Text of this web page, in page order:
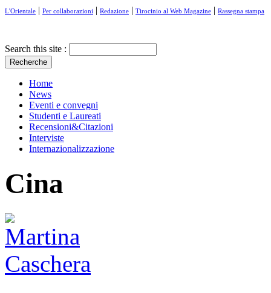
L'Orientale | Per collaborazioni | Redazione | Tirocinio al Web Magazine | Rassegna stampa
Search this site :
Home
News
Eventi e convegni
Studenti e Laureati
Recensioni&Citazioni
Interviste
Internazionalizzazione
Cina